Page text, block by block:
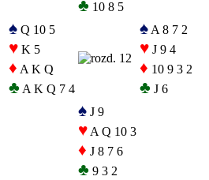
♣ 10 8 5
♠ Q 10 5
♥ K 5
♦ A K Q
♣ A K Q 7 4
♠ A 8 7 2
♥ J 9 4
♦ 10 9 3 2
♣ J 6
♠ J 9
♥ A Q 10 3
♦ J 8 7 6
♣ 9 3 2